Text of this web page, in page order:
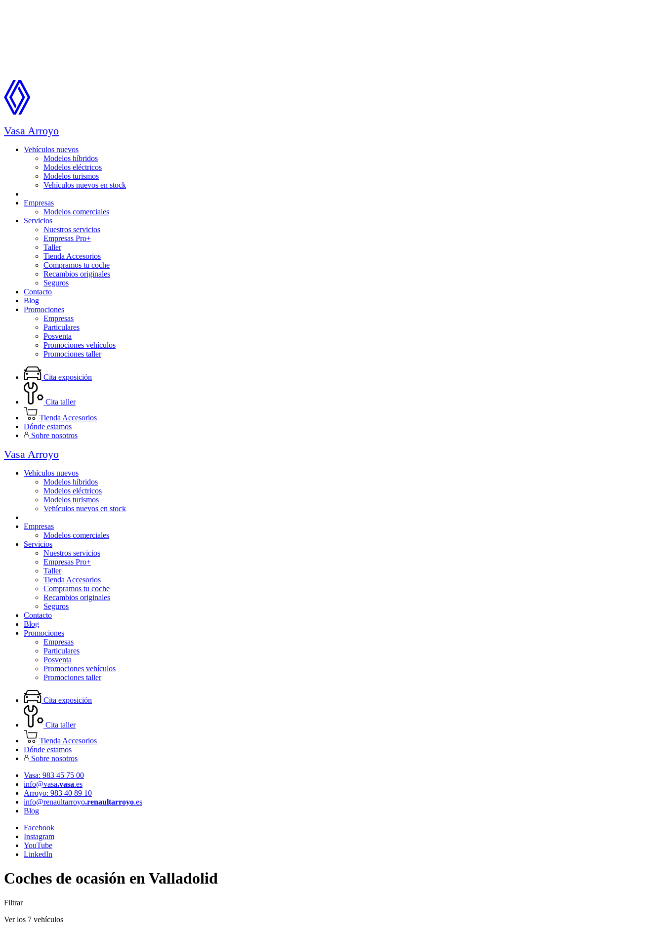
Vasa Arroyo
Vehículos nuevos
Modelos híbridos
Modelos eléctricos
Modelos turismos
Vehículos nuevos en stock
Empresas
Modelos comerciales
Servicios
Nuestros servicios
Empresas Pro+
Taller
Tienda Accesorios
Compramos tu coche
Recambios originales
Seguros
Contacto
Blog
Promociones
Empresas
Particulares
Posventa
Promociones vehículos
Promociones taller
Cita exposición
Cita taller
Tienda Accesorios
Dónde estamos
Sobre nosotros
Vasa Arroyo
Vehículos nuevos
Modelos híbridos
Modelos eléctricos
Modelos turismos
Vehículos nuevos en stock
Empresas
Modelos comerciales
Servicios
Nuestros servicios
Empresas Pro+
Taller
Tienda Accesorios
Compramos tu coche
Recambios originales
Seguros
Contacto
Blog
Promociones
Empresas
Particulares
Posventa
Promociones vehículos
Promociones taller
Cita exposición
Cita taller
Tienda Accesorios
Dónde estamos
Sobre nosotros
Vasa: 983 45 75 00
info@vasa.vasa.es
Arroyo: 983 40 89 10
info@renaultarroyo.renaultarroyo.es
Blog
Facebook
Instagram
YouTube
LinkedIn
Coches de ocasión en Valladolid
Filtrar
Ver los 7 vehículos